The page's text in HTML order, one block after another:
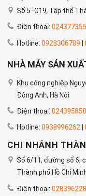
Số 5 -G19, Tập thể
Điện thoại:
Hotline: 0928306789
NHÀ MÁY SẢN
Khu công nghiệp
Đông Anh, Hà Nội
Điện thoại:
Hotline: 0938996262
CHI NHÁNH
Số 6/11, đường số 6,
Thành phố Hồ Chí
Điện thoại: